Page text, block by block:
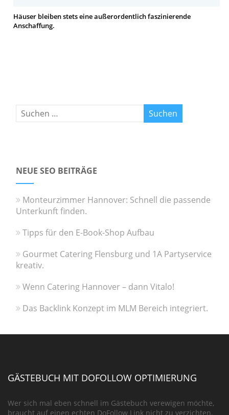
Häuser bleiben stets eine außerordentlich faszinierende
Anschaffung.
NEUE SEO BEITRÄGE
Monteurzimmer Hannover: Schnell die passende
Unterkunft finden.
Tipps für den E-Book-Shop Aufbau
Gourmet Catering Flensburg und 1A Partyservice
kreativ.
Wenn Catering Hannover – dann Vitalo!
Das Backlink Konzept im MLM Bereich integriert.
GÄSTEBUCH MIT DOFOLLOW OPTIMIERUNG
Wer sich mal eben schnell im Gästebuch verewigen möchte,
braucht auf einen echten DoFollow Link nicht zu verzichten.